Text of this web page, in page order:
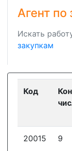
Агент по
Искать
закупкам
Код
20015 9